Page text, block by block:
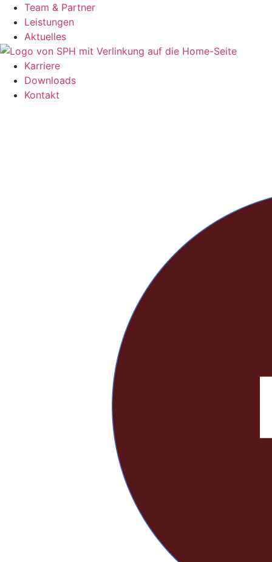
Zum
Inhalt
springen
Team & Partner
Leistungen
Aktuelles
Karriere
Downloads
Kontakt